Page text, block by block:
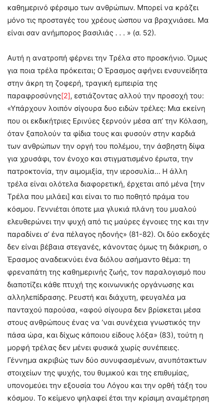
καθημερινό φέρσιμο των ανθρώπων. Μπορεί να κράζει
μόνο τις προσταγές του χρέους ώσπου να βραχνιάσει. Μα
είναι σαν ανήμπορος βασιλιάς . . . » (σ. 52).
Αυτή η ανατροπή φέρνει την Τρέλα στο προσκήνιο. Όμως
για ποια τρέλα πρόκειται; Ο Έρασμος αφήνει ενσυνείδητα
στην άκρη τη ζοφερή, τραγική εμπειρία της
παραφροσύνης[2], εστιάζοντας αλλού την προσοχή του:
«Υπάρχουν λοιπόν σίγουρα δυο ειδών τρέλες: Μια εκείνη
που οι εκδικήτριες Ερινύες ξερνούν μέσα απ’ την Κόλαση,
όταν ξαπολούν τα φίδια τους και φυσούν στην καρδιά
των ανθρώπων την οργή του πολέμου, την άσβηστη δίψα
για χρυσάφι, τον ένοχο και στιγματισμένο έρωτα, την
πατροκτονία, την αιμομιξία, την ιεροσυλία… Η άλλη
τρέλα είναι ολότελα διαφορετική, έρχεται από μένα [την
Τρέλα που μιλάει] και είναι το πιο ποθητό πράμα του
κόσμου. Γεννιέται όποτε μια γλυκιά πλάνη του μυαλού
ελευθερώνει την ψυχή από τις μαύρες έγνοιες της και την
παραδίνει σ’ ένα πέλαγος ηδονής» (81-82). Οι δύο εκδοχές
δεν είναι βέβαια στεγανές, κάνοντας όμως τη διάκριση, ο
Έρασμος αναδεικνύει ένα διόλου ασήμαντο θέμα: τη
φρεναπάτη της καθημερινής ζωής, τον παραλογισμό που
διαποτίζει κάθε πτυχή της κοινωνικής οργάνωσης και
αλληλεπίδρασης. Ρευστή και διάχυτη, φευγαλέα μα
πανταχού παρούσα, «αφού σίγουρα δεν βρίσκεται μέσα
στους ανθρώπους ένας να ’ναι συνέχεια γνωστικός την
πάσα ώρα, και δίχως κάποιου είδους λόξα» (83), τούτη η
μορφή τρέλας δεν μένει φυσικά χωρίς συνέπειες.
Γέννημα ακριβώς των δύο συνυφασμένων, ανυπότακτων
στοιχείων της ψυχής, του θυμικού και της επιθυμίας,
υπονομεύει την εξουσία του Λόγου και την ορθή τάξη του
κόσμου. Το κείμενο ψηλαφεί έτσι την κρίσιμη αναμέτρηση